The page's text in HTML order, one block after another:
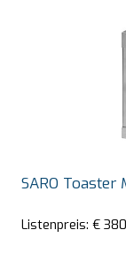
SARO Toaster
Listenpreis: €